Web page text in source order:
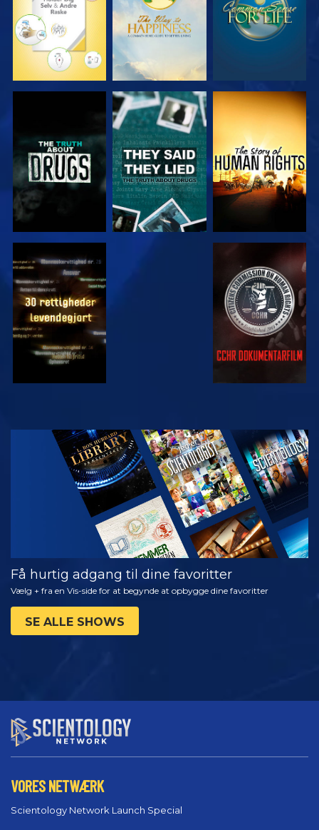
SE SE
SE SE
SE
UDFORSK
SERIEN
Få hurtig adgang til dine favoritter
Vælg + fra en Vis-side for at begynde at opbygge dine favoritter
SE ALLE SHOWS
VORES NETWÆRK
Scientology Network Launch Special